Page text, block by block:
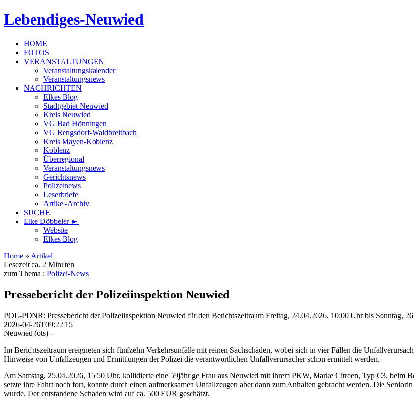
Lebendiges-Neuwied
HOME
FOTOS
VERANSTALTUNGEN
Veranstaltungskalender
Veranstaltungsnews
NACHRICHTEN
Elkes Blog
Stadtgebiet Neuwied
Kreis Neuwied
VG Bad Hönningen
VG Rengsdorf-Waldbreitbach
Kreis Mayen-Koblenz
Koblenz
Überregional
Veranstaltungsnews
Gerichtsnews
Polizeinews
Leserbriefe
Artikel-Archiv
SUCHE
Elke Döbbeler ►
Website
Elkes Blog
Home » Artikel
Lesezeit ca. 2 Minuten
zum Thema : Polizei-News
Pressebericht der Polizeiinspektion Neuwied
POL-PDNR: Pressebericht der Polizeiinspektion Neuwied für den Berichtszeitraum Freitag, 24.04.2026, 10:00 Uhr bis Sonntag,
2026-04-26T09:22:15
Neuwied (ots) -
Im Berichtszeitraum ereigneten sich fünfzehn Verkehrsunfälle mit reinen Sachschäden, wobei sich in vier Fällen die
Hinweise von Unfallzeugen und Ermittlungen der Polizei die verantwortlichen Unfallverursacher schon ermittelt werden.
Am Samstag, 25.04.2026, 15:50 Uhr, kollidierte eine 59jährige Frau aus Neuwied mit ihrem PKW, Marke Citroen, Typ C3, beim
setzte ihre Fahrt noch fort, konnte durch einen aufmerksamen Unfallzeugen aber dann zum Anhalten gebracht werden. Die
wurde. Der entstandene Schaden wird auf ca. 500 EUR geschätzt.